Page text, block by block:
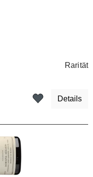
Rarität
Details